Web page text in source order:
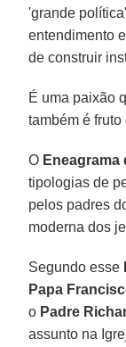
'grande
entendimento
de construir
É uma paixão
também é
O Eneagrama
tipologias de
pelos padres
moderna dos
Segundo esse
Papa
o Padre
assunto na